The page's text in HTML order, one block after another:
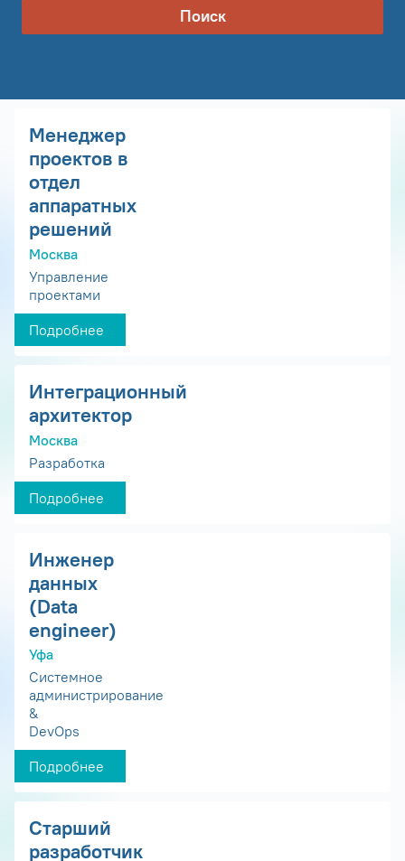
Поиск
Менеджер
проектов в
отдел
аппаратных
решений
Москва
Управление
проектами
Подробнее
Интеграционный
архитектор
Москва
Разработка
Подробнее
Инженер
данных
(Data
engineer)
Уфа
Системное
администрирование
&
DevOps
Подробнее
Старший
разработчик